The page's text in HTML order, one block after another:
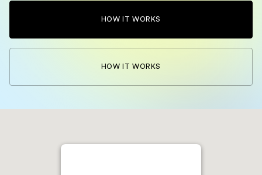
HOW IT WORKS
HOW IT WORKS